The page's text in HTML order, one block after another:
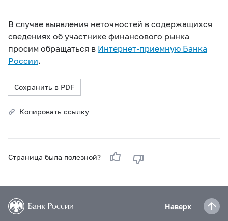
В случае выявления неточностей в содержащихся
сведениях об участнике финансового рынка
просим обращаться в Интернет-приемную Банка
России.
Сохранить в PDF
Копировать ссылку
Страница была полезной?
Наверх